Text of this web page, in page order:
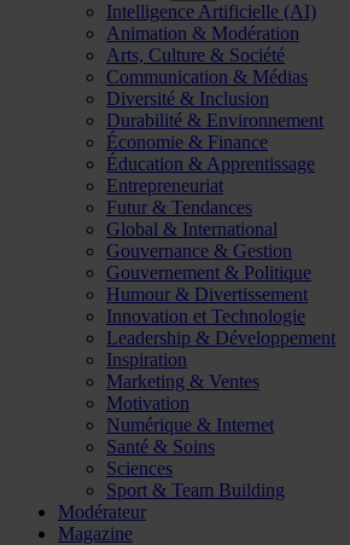
Intelligence Artificielle (AI)
Animation & Modération
Arts, Culture & Société
Communication & Médias
Diversité & Inclusion
Durabilité & Environnement
Économie & Finance
Éducation & Apprentissage
Entrepreneuriat
Futur & Tendances
Global & International
Gouvernance & Gestion
Gouvernement & Politique
Humour & Divertissement
Innovation et Technologie
Leadership & Développement
Inspiration
Marketing & Ventes
Motivation
Numérique & Internet
Santé & Soins
Sciences
Sport & Team Building
Modérateur
Magazine